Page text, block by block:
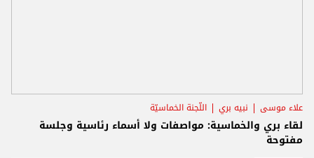
علاء موسى نبيه بري اللّجنة الخماسيّة
لقاء بري والخماسية: مواصفات ولا أسماء رئاسية وجلسة
مفتوحة